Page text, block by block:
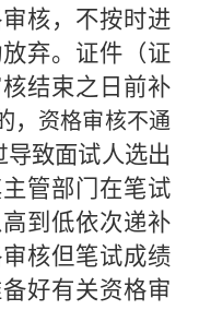
核，不按时进
弃。证件（证
结束之日前补
资格审核不通
导致面试人选出
管部门在笔试
到低依次递补
核但笔试成绩
好有关资格审